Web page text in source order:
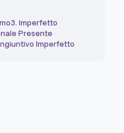
3. Imperfetto
Presente
Imperfetto